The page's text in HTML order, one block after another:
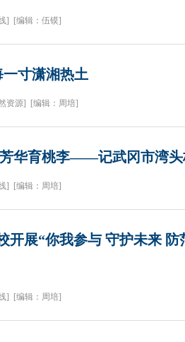
] [编辑：伍镆]
寸潇湘热土
资源] [编辑：周培]
华育桃李——记武冈市湾头
] [编辑：周培]
开展“你我参与 守护未来
] [编辑：周培]